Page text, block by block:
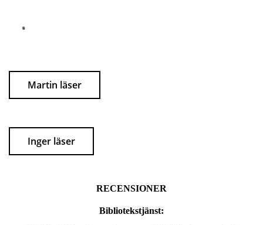
Martin läser
Inger läser
RECENSIONER
Bibliotekstjänst: